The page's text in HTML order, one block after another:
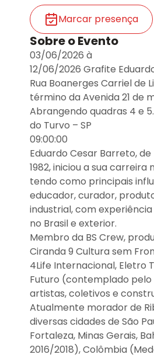
Marcar presença
Sobre o Evento
03/06/2026 à
12/06/2026 Grafite
Rua Boanerges Carriel de
término da Avenida 21 de
Abrangendo quadras 4 e
do Turvo – SP
09:00:00
Eduardo Cesar Barreto,
1982, iniciou a sua carreira
tendo como principais
educador, curador,
industrial, com
no Brasil e exterior.
Membro da BS Crew,
Ciranda 9 Cultura sem
4Life Internacional, Eletro
Futuro (contemplado pelo
artistas, coletivos e
Atualmente morador de
diversas cidades de São
Fortaleza, Minas Gerais,
2016/2018), Colômbia